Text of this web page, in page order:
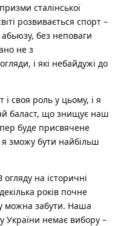
сталінської
розвивається спорт –
без неповаги
не з
і які небайдужі до
і своя роль у цьому, і я
баласт, що знищує наш
буде присвячене
зможу бути найбільш
на історичні
років почне
можна забути. Наша
України немає вибору –